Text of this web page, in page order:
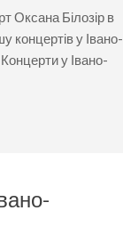
Оксана Білозір в
концертів у Івано-
у Івано-